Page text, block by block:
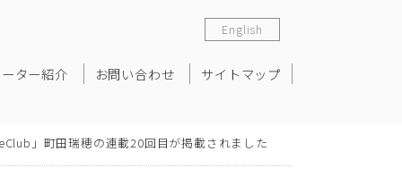
ター紹介 お問い合わせ サイトマップ
English
」町田瑞穂の連載20回目が掲載されました